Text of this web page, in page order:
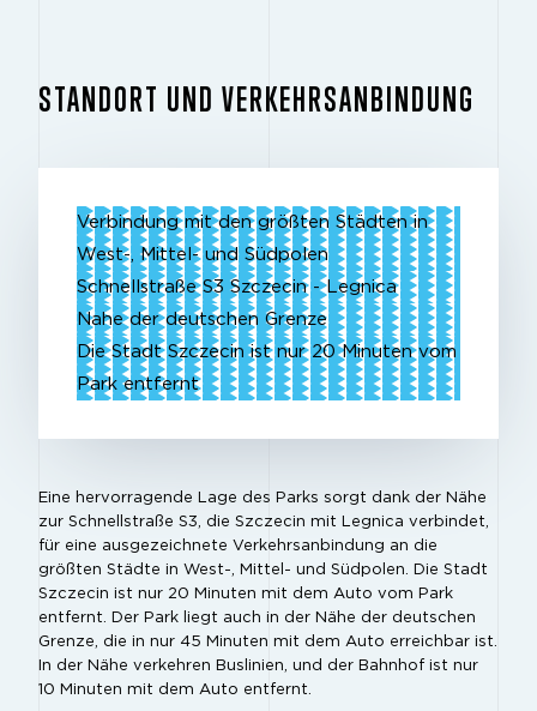
STANDORT UND VERKEHRSANBINDUNG
Verbindung mit den größten Städten in
West-, Mittel- und Südpolen
Schnellstraße S3 Szczecin - Legnica
Nahe der deutschen Grenze
Die Stadt Szczecin ist nur 20 Minuten vom
Park entfernt
Eine hervorragende Lage des Parks sorgt dank der Nähe
zur Schnellstraße S3, die Szczecin mit Legnica verbindet,
für eine ausgezeichnete Verkehrsanbindung an die
größten Städte in West-, Mittel- und Südpolen. Die Stadt
Szczecin ist nur 20 Minuten mit dem Auto vom Park
entfernt. Der Park liegt auch in der Nähe der deutschen
Grenze, die in nur 45 Minuten mit dem Auto erreichbar ist.
In der Nähe verkehren Buslinien, und der Bahnhof ist nur
10 Minuten mit dem Auto entfernt.